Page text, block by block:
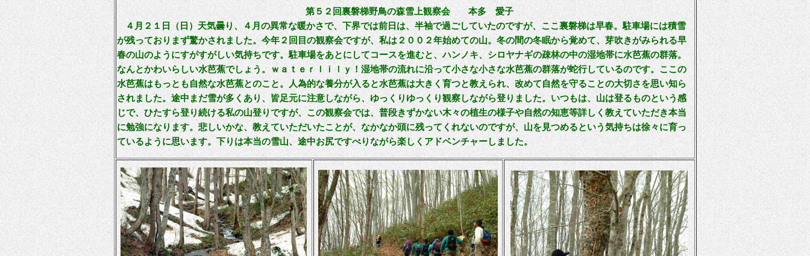
第５２回裏磐梯野鳥の森雪上観察会 本多 愛子
４月２１日（日）天気曇り、４月の異常な暖かさで、下界では前日は、半袖で過ごしていたのですが、ここ裏磐梯は早春。駐車場には積雪
が残っておりまず驚かされました。今年２回目の観察会ですが、私は２００２年始めての山。冬の間の冬眠から覚めて、芽吹きがみられる早
春の山のようにすがすがしい気持ちです。駐車場をあとにしてコースを進むと、ハンノキ、シロヤナギの疎林の中の湿地帯に水芭蕉の群落。
なんとかわいらしい水芭蕉でしょう。ｗａｔｅｒｌｉｌｙ！湿地帯の流れに沿って小さな小さな水芭蕉の群落が蛇行しているのです。ここの
水芭蕉はもっとも自然な水芭蕉とのこと。人為的な養分が入ると水芭蕉は大きく育つと教えられ、改めて自然を守ることの大切さを思い知ら
されました。途中まだ雪が多くあり、皆足元に注意しながら、ゆっくりゆっくり観察しながら登りました。いつもは、山は登るものという感
じで、ひたすら登り続ける私の山登りですが、この観察会では、普段きずかない木々の植生の様子や自然の知恵等詳しく教えていただき本当
に勉強になります。悲しいかな、教えていただいたことが、なかなか頭に残ってくれないのですが、山を見つめるという気持ちは徐々に育っ
ているように思います。下りは本当の雪山、途中お尻ですべりながら楽しくアドベンチャーしました。